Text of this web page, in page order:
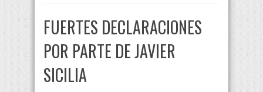
FUERTES DECLARACIONES
POR PARTE DE JAVIER
SICILIA